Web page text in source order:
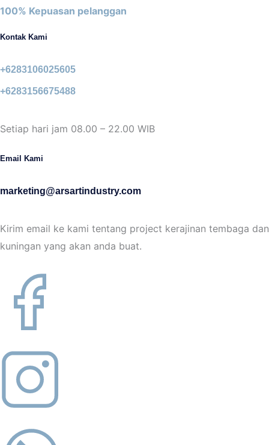
100% Kepuasan pelanggan
Kontak Kami
+6283106025605
+6283156675488
Setiap hari jam 08.00 – 22.00 WIB
Email Kami
marketing@arsartindustry.com
Kirim email ke kami tentang project kerajinan tembaga dan
kuningan yang akan anda buat.